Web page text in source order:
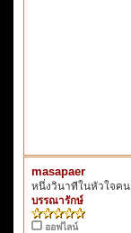
masapaer
หนึ่งวินาทีในหัวใจคน
บรรณารักษ์
ออฟไลน์